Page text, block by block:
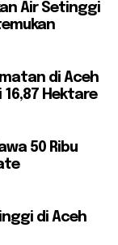
Air Setinggi
di Aceh
16,87 Hektare
50 Ribu
di Aceh